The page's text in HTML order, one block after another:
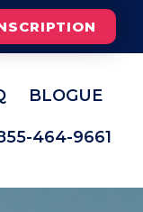
BLOGUE
464-9661